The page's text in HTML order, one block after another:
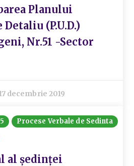
Planului
(P.U.D.)
Nr.51 -Sector
decembrie 2019
Procese Verbale de Sedinta
al ședinței